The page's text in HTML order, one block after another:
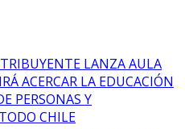
LANZA AULA
ACERCAR LA EDUCACIÓN
PERSONAS Y
CHILE